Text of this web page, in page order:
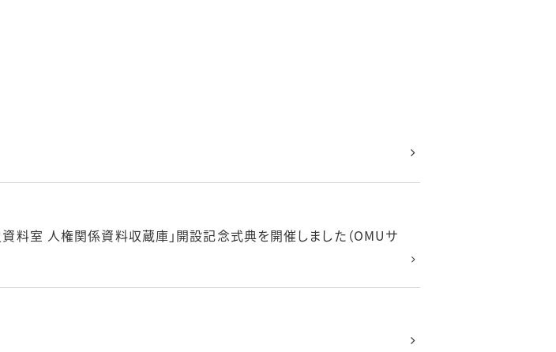
料室 人権関係資料収蔵庫」開設記念式典を開催しました（OMUサ